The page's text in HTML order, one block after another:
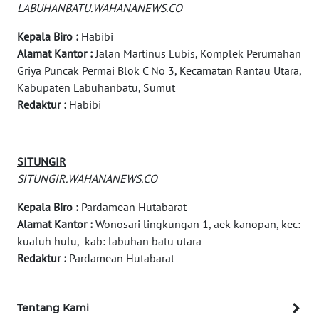
LABUHANBATU.WAHANANEWS.CO
Kepala Biro : Habibi
Alamat Kantor :Jalan Martinus Lubis, Komplek Perumahan
Griya Puncak Permai Blok C No 3, Kecamatan Rantau Utara,
Kabupaten Labuhanbatu, Sumut
Redaktur : Habibi
SITUNGIR
SITUNGIR.WAHANANEWS.CO
Kepala Biro : Pardamean Hutabarat
Alamat Kantor : Wonosari lingkungan 1, aek kanopan, kec:
kualuh hulu, kab: labuhan batu utara
Redaktur : Pardamean Hutabarat
Tentang Kami
FORJASIDA
TAMBANG
NEWS
SIDIKALANG
SIBARAGAS
NEWS
SIANTAR
NEWS